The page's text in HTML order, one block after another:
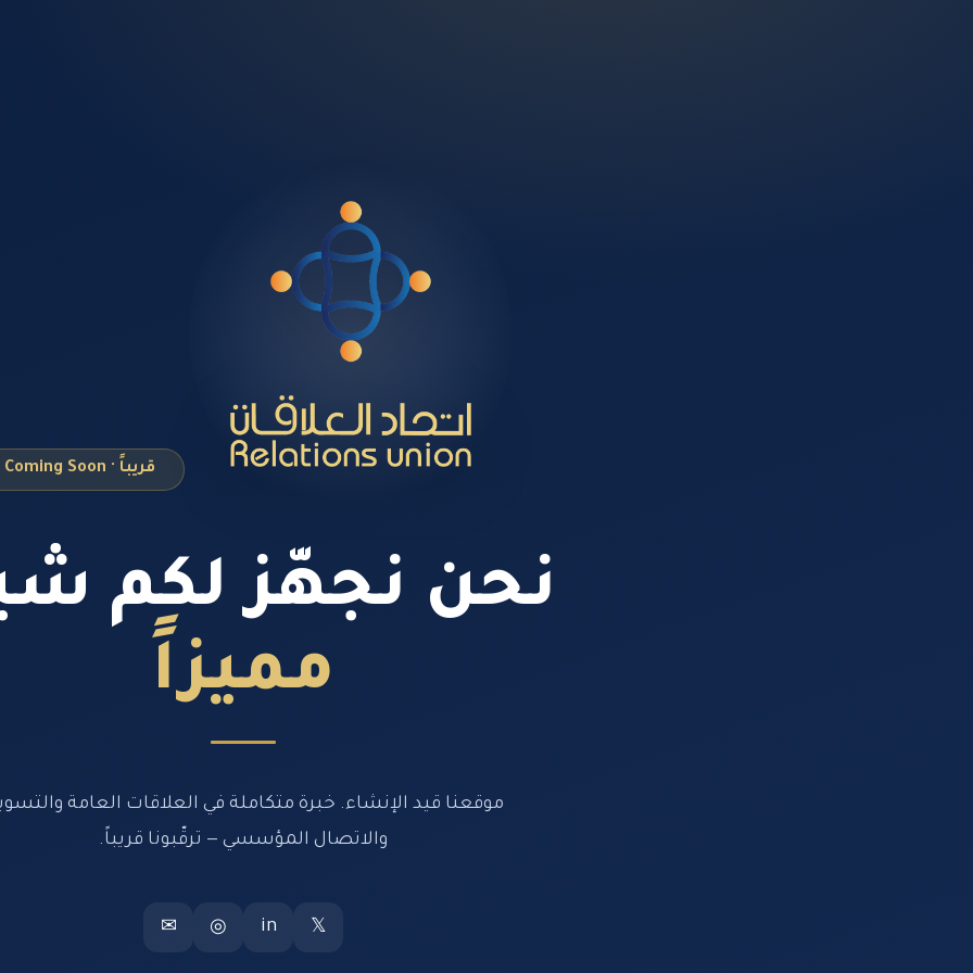
قريباً · Coming Soon
نحن نجهّز لكم
مميزاً
موقعنا قيد الإنشاء. خبرة متكاملة في العلاقات العامة
والاتصال المؤسسي — ترقّبونا قريباً.
𝕏
in
◎
✉